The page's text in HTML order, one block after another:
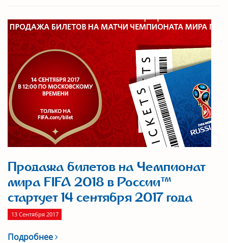
Продажа билетов на Чемпионат
мира FIFA 2018 в России™
стартует 14 сентября 2017 года
13 Сентября 2017
Подробнее